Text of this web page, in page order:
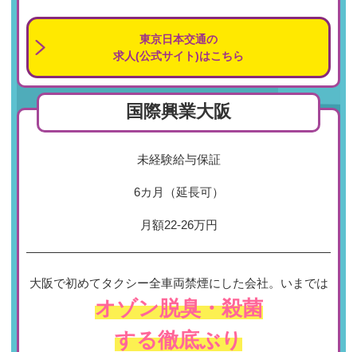
東京日本交通の
求人(公式サイト)はこちら
国際興業大阪
未経験給与保証
6カ月（延長可）
月額22-26万円
大阪で初めてタクシー全車両禁煙にした会社。いまでは
オゾン脱臭・殺菌
する徹底ぶり